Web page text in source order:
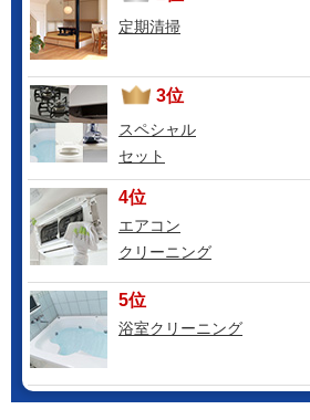
定期清掃
3位
スペシャル
セット
4位
エアコン
クリーニング
5位
浴室クリーニング